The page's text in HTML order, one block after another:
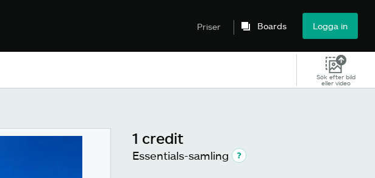
Priser Boards Logga in
Sök efter bild
eller video
1 credit
Essentials-samling